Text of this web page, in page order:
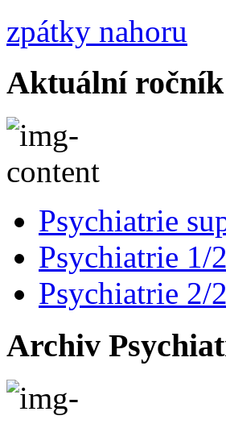
zpátky nahoru
Aktuální
Psychiatrie
Psychiatrie 1/
Psychiatrie 2/
Archiv